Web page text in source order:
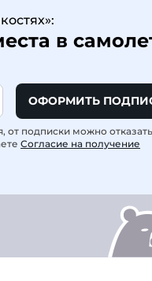
в
ОФОРМИТЬ
от подписки можно
Согласие на получение